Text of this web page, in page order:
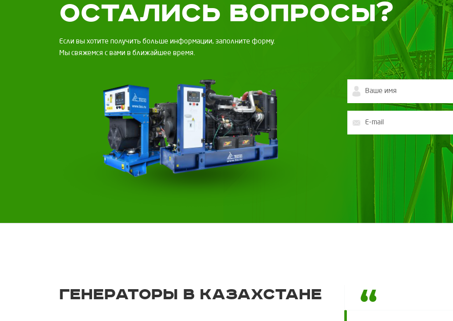
Остались вопросы?
Если вы хотите получить больше информации, заполните форму.
Мы свяжемся с вами в ближайшее время.
Генераторы в Казахстане